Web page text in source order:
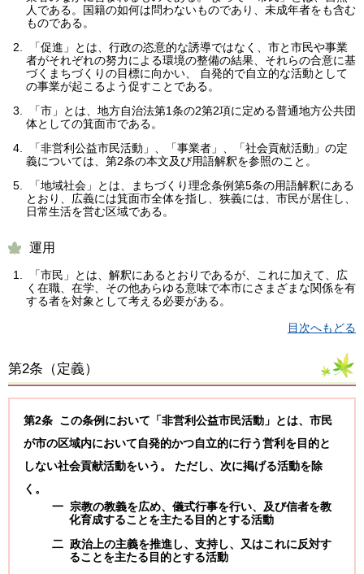
人である。国籍の如何は問わないものであり、未成年者をも含む
ものである。
「促進」とは、行政の恣意的な誘導ではなく、市と市民や事業
者がそれぞれの努力による環境の整備の結果、それらの合意に基
づくまちづくりの目標に向かい、 自発的で自立的な活動として
の事業が起こるよう促すことである。
「市」とは、地方自治法第1条の2第2項に定める普通地方公共団
体としての箕面市である。
「非営利公益市民活動」、「事業者」、「社会貢献活動」の定
義については、第2条の本文及び用語解釈を参照のこと。
「地域社会」とは、まちづくり理念条例第5条の用語解釈にある
とおり、広義には箕面市全体を指し、狭義には、市民が居住し、
日常生活を営む区域である。
運用
「市民」とは、解釈にあるとおりであるが、これに加えて、広
く在職、在学、その他あらゆる意味で本市にさまざまな関係を有
する者を対象として考える必要がある。
目次へもどる
第2条（定義）
第2条 この条例において「非営利公益市民活動」とは、市民
が市の区域内において自発的かつ自立的に行う営利を目的と
しない社会貢献活動をいう。 ただし、次に掲げる活動を除
く。
一 宗教の教義を広め、儀式行事を行い、及び信者を教
化育成することを主たる目的とする活動
二 政治上の主義を推進し、支持し、又はこれに反対す
ることを主たる目的とする活動